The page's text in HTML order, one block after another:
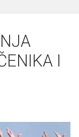
I